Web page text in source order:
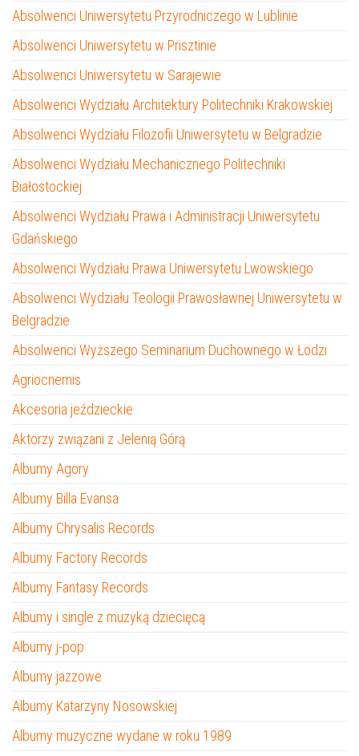
Absolwenci Uniwersytetu Przyrodniczego w Lublinie
Absolwenci Uniwersytetu w Prisztinie
Absolwenci Uniwersytetu w Sarajewie
Absolwenci Wydziału Architektury Politechniki Krakowskiej
Absolwenci Wydziału Filozofii Uniwersytetu w Belgradzie
Absolwenci Wydziału Mechanicznego Politechniki
Białostockiej
Absolwenci Wydziału Prawa i Administracji Uniwersytetu
Gdańskiego
Absolwenci Wydziału Prawa Uniwersytetu Lwowskiego
Absolwenci Wydziału Teologii Prawosławnej Uniwersytetu w
Belgradzie
Absolwenci Wyższego Seminarium Duchownego w Łodzi
Agriocnemis
Akcesoria jeździeckie
Aktorzy związani z Jelenią Górą
Albumy Agory
Albumy Billa Evansa
Albumy Chrysalis Records
Albumy Factory Records
Albumy Fantasy Records
Albumy i single z muzyką dziecięcą
Albumy j-pop
Albumy jazzowe
Albumy Katarzyny Nosowskiej
Albumy muzyczne wydane w roku 1989